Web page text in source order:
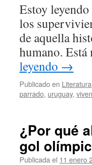
Estoy
los
de aquella
humano.
leyendo →
Publicado en Literatura
parrado, uruguay, viven
¿Por qué
gol
Publicada el 11 enero